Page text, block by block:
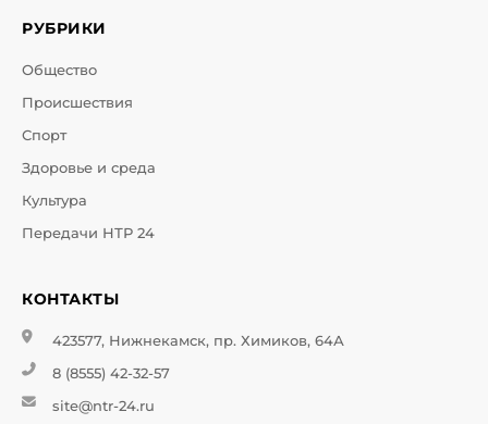
РУБРИКИ
Общество
Происшествия
Спорт
Здоровье и среда
Культура
Передачи НТР 24
КОНТАКТЫ
423577, Нижнекамск, пр. Химиков, 64А
8 (8555) 42-32-57
site@ntr-24.ru